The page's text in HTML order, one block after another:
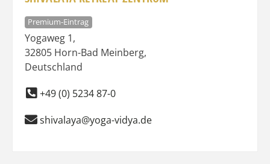
Premium-Eintrag
Yogaweg 1,
32805 Horn-Bad Meinberg,
Deutschland
+49 (0) 5234 87-0
shivalaya@yoga-vidya.de